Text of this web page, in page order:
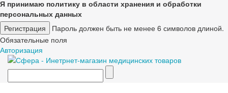
Я принимаю политику в области хранения и обработки
персональных данных
Пароль должен быть не менее 6 символов длиной.
Обязательные поля
Авторизация